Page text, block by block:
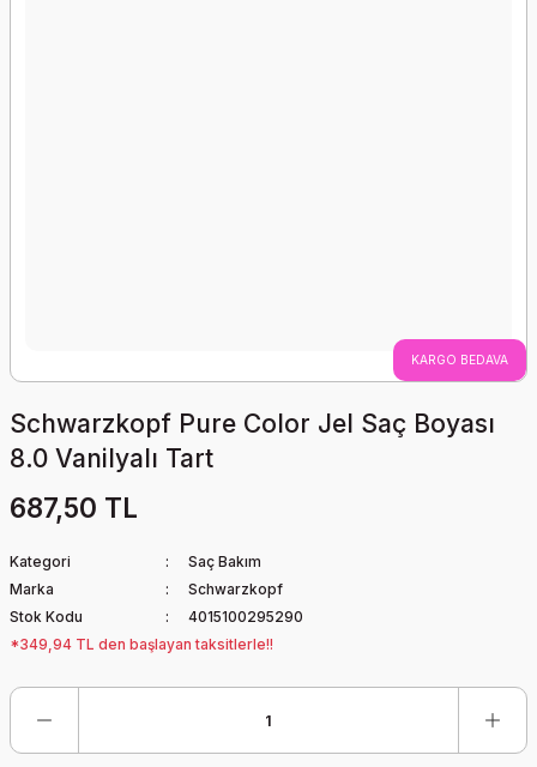
KARGO BEDAVA
Schwarzkopf Pure Color Jel Saç Boyası
8.0 Vanilyalı Tart
687,50 TL
Kategori
Saç Bakım
Marka
Schwarzkopf
Stok Kodu
4015100295290
*349,94 TL den başlayan taksitlerle!!